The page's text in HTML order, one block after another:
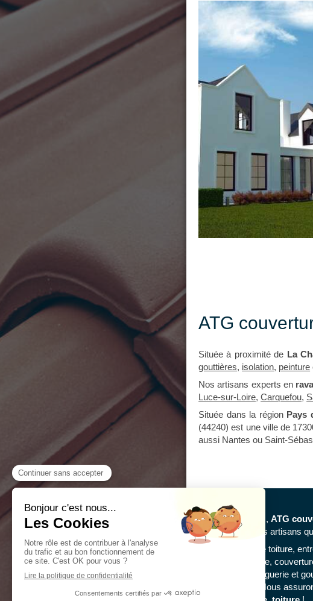
ATG
Située à proximité de La
gouttières, isolation, peinture
Nos artisans experts en
Luce-sur-Loire,Carquefou,
Située dans la région Pays
(44240) est une ville de
aussi Nantes ou Saint-
Depuis 10 ans, ATG
disposition ses artisans
Rénovation de toiture,
toiture, peinture,
charpente, zinguerie et
de façades...Nous